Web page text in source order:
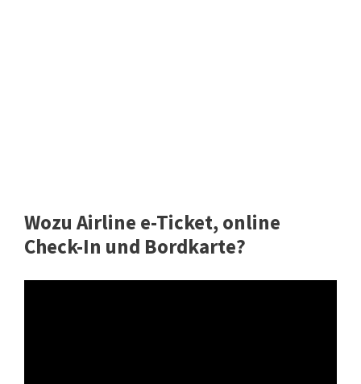
Wozu Airline e-Ticket, online
Check-In und Bordkarte?